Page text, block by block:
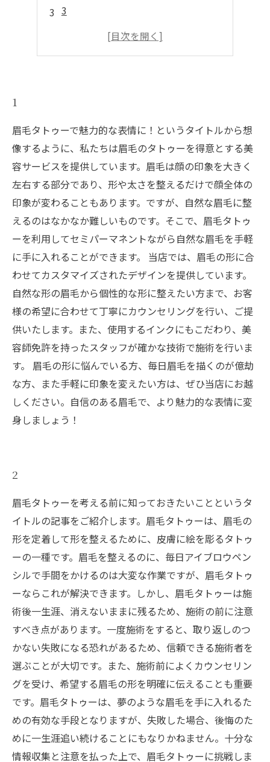
3
1
眉毛タトゥーで魅力的な表情に！というタイトルから想
像するように、私たちは眉毛のタトゥーを得意とする美
容サービスを提供しています。眉毛は顔の印象を大きく
左右する部分であり、形や太さを整えるだけで顔全体の
印象が変わることもあります。ですが、自然な眉毛に整
えるのはなかなか難しいものです。そこで、眉毛タトゥ
ーを利用してセミパーマネントながら自然な眉毛を手軽
に手に入れることができます。 当店では、眉毛の形に合
わせてカスタマイズされたデザインを提供しています。
自然な形の眉毛から個性的な形に整えたい方まで、お客
様の希望に合わせて丁寧にカウンセリングを行い、ご提
供いたします。また、使用するインクにもこだわり、美
容師免許を持ったスタッフが確かな技術で施術を行いま
す。 眉毛の形に悩んでいる方、毎日眉毛を描くのが億劫
な方、また手軽に印象を変えたい方は、ぜひ当店にお越
しください。自信のある眉毛で、より魅力的な表情に変
身しましょう！
2
眉毛タトゥーを考える前に知っておきたいことというタ
イトルの記事をご紹介します。眉毛タトゥーは、眉毛の
形を定着して形を整えるために、皮膚に絵を彫るタトゥ
ーの一種です。眉毛を整えるのに、毎日アイブロウペン
シルで手間をかけるのは大変な作業ですが、眉毛タトゥ
ーならこれが解決できます。しかし、眉毛タトゥーは施
術後一生涯、消えないままに残るため、施術の前に注意
すべき点があります。一度施術をすると、取り返しのつ
かない失敗になる恐れがあるため、信頼できる施術者を
選ぶことが大切です。また、施術前によくカウンセリン
グを受け、希望する眉毛の形を明確に伝えることも重要
です。眉毛タトゥーは、夢のような眉毛を手に入れるた
めの有効な手段となりますが、失敗した場合、後悔のた
めに一生涯追い続けることにもなりかねません。十分な
情報収集と注意を払った上で、眉毛タトゥーに挑戦しま